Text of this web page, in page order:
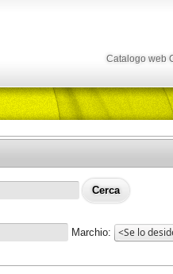
Catalogo web
Marchio: